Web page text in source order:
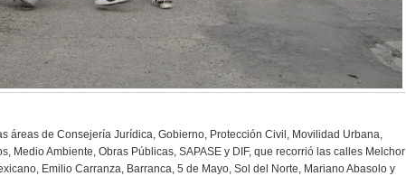
áreas de Consejería Jurídica, Gobierno, Protección Civil, Movilidad Urbana,
Medio Ambiente, Obras Públicas, SAPASE y DIF, que recorrió las calles Melchor
Emilio Carranza, Barranca, 5 de Mayo, Sol del Norte, Mariano Abasolo y